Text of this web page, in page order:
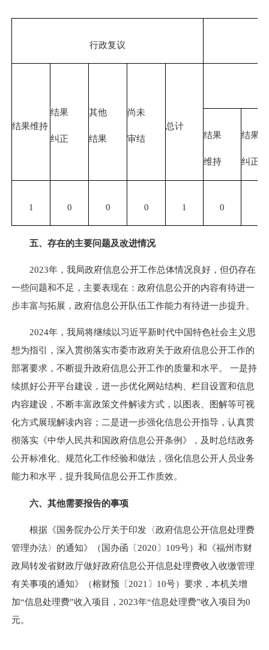
行政复议
结果维持
结果
纠正
其他
结果
尚未
审结
总计
结果
维持
结果
纠正
1 0 0 0 1 0
五、存在的主要问题及改进情况
2023年，我局政府信息公开工作总体情况良好，但仍存在
一些问题和不足，主要表现在：政府信息公开的内容有待进一
步丰富与拓展，政府信息公开队伍工作能力有待进一步提升。
2024年，我局将继续以习近平新时代中国特色社会主义思
想为指引，深入贯彻落实市委市政府关于政府信息公开工作的
部署要求，不断提升政府信息公开工作的质量和水平。 一是持
续抓好公开平台建设，进一步优化网站结构、栏目设置和信息
内容建设，不断丰富政策文件解读方式，以图表、图解等可视
化方式展现解读内容；二是进一步强化信息公开指导，认真贯
彻落实《中华人民共和国政府信息公开条例》，及时总结政务
公开标准化、规范化工作经验和做法，强化信息公开人员业务
能力和水平，提升我局信息公开工作质效。
六、其他需要报告的事项
根据《国务院办公厅关于印发〈政府信息公开信息处理费
管理办法〉的通知》（国办函〔2020〕109号）和《福州市财
政局转发省财政厅做好政府信息公开信息处理费收入收缴管理
有关事项的通知》（榕财预〔2021〕10号）要求，本机关增
加“信息处理费”收入项目，2023年“信息处理费”收入项目为0
元。